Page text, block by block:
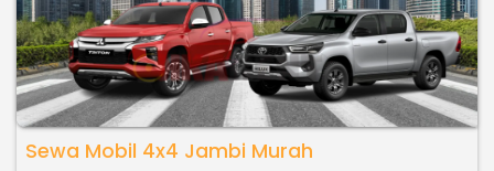
Sewa Mobil 4x4 Jambi Murah